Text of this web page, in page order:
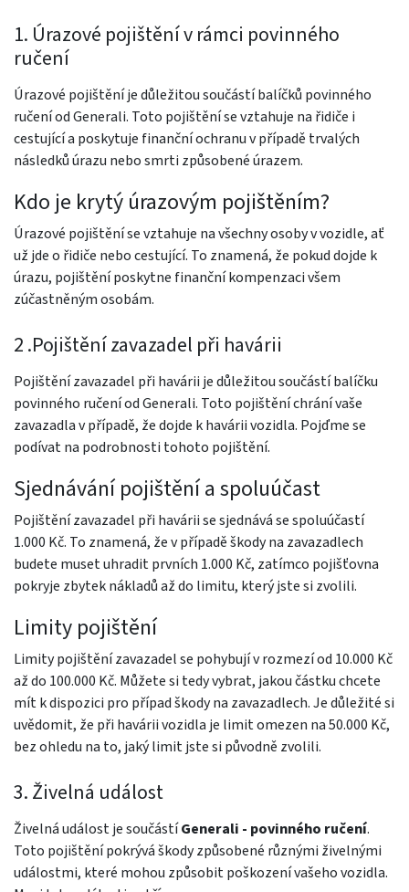
1. Úrazové pojištění v rámci povinného
ručení
Úrazové pojištění je důležitou součástí balíčků povinného
ručení od Generali. Toto pojištění se vztahuje na řidiče i
cestující a poskytuje finanční ochranu v případě trvalých
následků úrazu nebo smrti způsobené úrazem.
Kdo je krytý úrazovým pojištěním?
Úrazové pojištění se vztahuje na všechny osoby v vozidle, ať
už jde o řidiče nebo cestující. To znamená, že pokud dojde k
úrazu, pojištění poskytne finanční kompenzaci všem
zúčastněným osobám.
2 .Pojištění zavazadel při havárii
Pojištění zavazadel při havárii je důležitou součástí balíčku
povinného ručení od Generali. Toto pojištění chrání vaše
zavazadla v případě, že dojde k havárii vozidla. Pojďme se
podívat na podrobnosti tohoto pojištění.
Sjednávání pojištění a spoluúčast
Pojištění zavazadel při havárii se sjednává se spoluúčastí
1.000 Kč. To znamená, že v případě škody na zavazadlech
budete muset uhradit prvních 1.000 Kč, zatímco pojišťovna
pokryje zbytek nákladů až do limitu, který jste si zvolili.
Limity pojištění
Limity pojištění zavazadel se pohybují v rozmezí od 10.000 Kč
až do 100.000 Kč. Můžete si tedy vybrat, jakou částku chcete
mít k dispozici pro případ škody na zavazadlech. Je důležité si
uvědomit, že při havárii vozidla je limit omezen na 50.000 Kč,
bez ohledu na to, jaký limit jste si původně zvolili.
3. Živelná událost
Živelná událost je součástíGenerali - povinného ručení.
Toto pojištění pokrývá škody způsobené různými živelnými
událostmi, které mohou způsobit poškození vašeho vozidla.